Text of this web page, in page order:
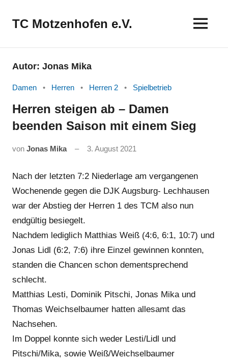
InhaltTC Motzenhofen e.V.
Autor: Jonas Mika
Damen Herren Herren 2 Spielbetrieb
Herren steigen ab – Damen
beenden Saison mit einem Sieg
von Jonas Mika 3. August 2021
Nach der letzten 7:2 Niederlage am vergangenen
Wochenende gegen die DJK Augsburg- Lechhausen
war der Abstieg der Herren 1 des TCM also nun
endgültig besiegelt.
Nachdem lediglich Matthias Weiß (4:6, 6:1, 10:7) und
Jonas Lidl (6:2, 7:6) ihre Einzel gewinnen konnten,
standen die Chancen schon dementsprechend
schlecht.
Matthias Lesti, Dominik Pitschi, Jonas Mika und
Thomas Weichselbaumer hatten allesamt das
Nachsehen.
Im Doppel konnte sich weder Lesti/Lidl und
Pitschi/Mika, sowie Weiß/Weichselbaumer